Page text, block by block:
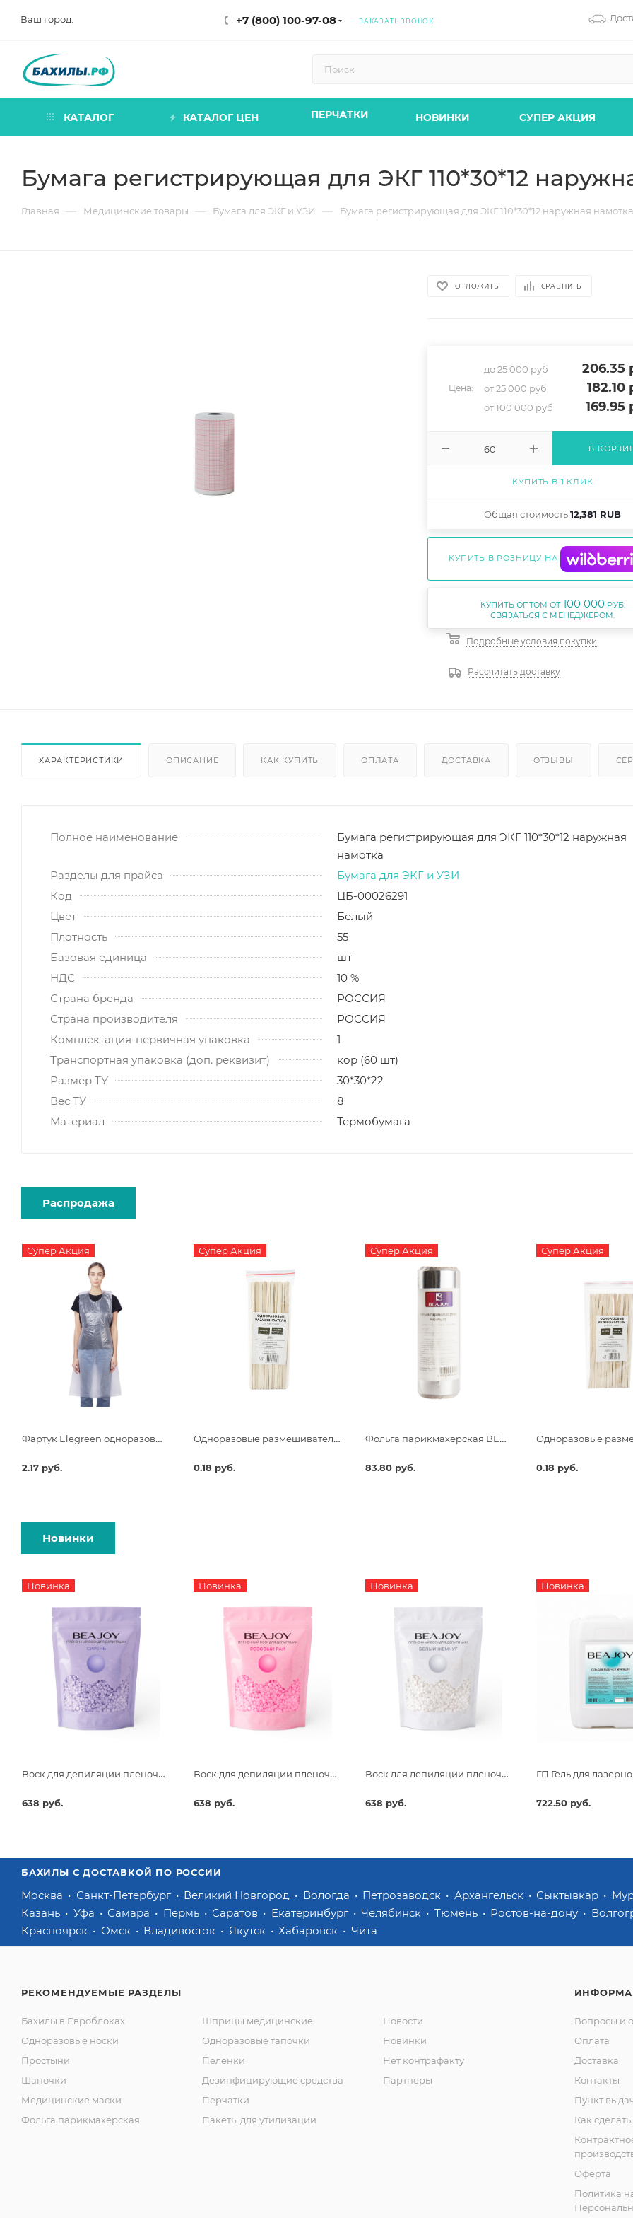
Ваш город: +7 (800) 100-97-08 ЗАКАЗАТЬ ЗВОНОК
КАТАЛОГ КАТАЛОГ ЦЕН ПЕРЧАТКИ НОВИНКИ СУПЕР АКЦИЯ
Бумага регистрирующая для ЭКГ 110*30*12
Главная — Медицинские товары — Бумага для ЭКГ и УЗИ — Бумага регистрирующая для ЭКГ 110*30*12 наружная
ОТЛОЖИТЬ СРАВНИТЬ
Цена:
до 25 000 руб 206.35
от 25 000 руб 182.10
от 100 000 руб 169.95
В
КУПИТЬ В 1 КЛИК
Общая стоимость12,381 RUB
КУПИТЬ В РОЗНИЦУ НА
КУПИТЬ ОПТОМ ОТ 100 000 РУБ.
Подробные условия покупки
Рассчитать доставку
ХАРАКТЕРИСТИКИ ОПИСАНИЕ КАК КУПИТЬ ОПЛАТА ДОСТАВКА ОТЗЫВЫ
Полное наименование
Бумага регистрирующая для ЭКГ 110*30*12 наружная
намотка
Разделы для прайса
Бумага для ЭКГ и УЗИ
Код
ЦБ-00026291
Цвет
Белый
Плотность
55
Базовая единица
шт
НДС
10 %
Страна бренда
РОССИЯ
Страна производителя
РОССИЯ
Комплектация-первичная упаковка
1
Транспортная упаковка (доп. реквизит)
кор (60 шт)
Размер ТУ
30*30*22
Вес ТУ
8
Материал
Термобумага
Распродажа
Супер Акция
Фартук Elegreen одноразовый белый Премиум 68х120 п/э
2.17 руб.
Супер Акция
Одноразовые размешиватели для чая и кофе, 190х6х1,3
0.18 руб.
Супер Акция
Фольга парикмахерская BEAJOY Premium 18 мкм 25 м
83.80 руб.
Супер Акция
0.18 руб.
Новинки
Новинка
Воск для депиляции пленочный Beajoy Сирень 750гр
638 руб.
Новинка
Воск для депиляции пленочный Beajoy Розовый Рай 750гр
638 руб.
Новинка
Воск для депиляции пленочный Beajoy Белый Жемчуг 750гр
638 руб.
Новинка
722.50 руб.
БАХИЛЫ С ДОСТАВКОЙ ПО РОССИИ
Москва Санкт-Петербург Великий Новгород Вологда Петрозаводск Архангельск Сыктывкар
Казань
Уфа Самара Пермь Саратов Екатеринбург Челябинск Тюмень Ростов-на-дону
Красноярск
Омск Владивосток Якутск Хабаровск Чита
РЕКОМЕНДУЕМЫЕ РАЗДЕЛЫ
Бахилы в Евроблоках
Одноразовые носки
Простыни
Шапочки
Медицинские маски
Фольга парикмахерская
Шприцы медицинские
Одноразовые тапочки
Пеленки
Дезинфицирующие средства
Перчатки
Пакеты для утилизации
Новости
Новинки
Нет контрафакту
Партнеры
Вопросы и
Оплата
Доставка
Контакты
Пункт
Как сделать
Оферта
Политика